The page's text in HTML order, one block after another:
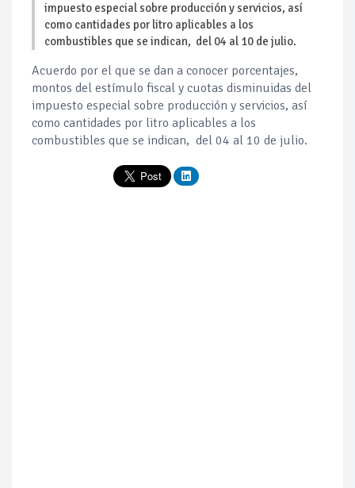
impuesto especial sobre producción y servicios, así
como cantidades por litro aplicables a los
combustibles que se indican, del 04 al 10 de julio.
Acuerdo por el que se dan a conocer porcentajes,
montos del estímulo fiscal y cuotas disminuidas del
impuesto especial sobre producción y servicios, así
como cantidades por litro aplicables a los
combustibles que se indican, del 04 al 10 de julio.